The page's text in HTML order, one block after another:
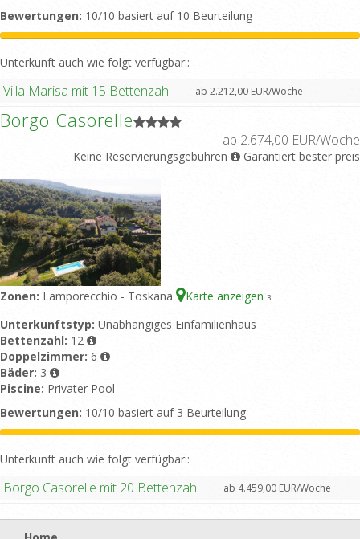
Bewertungen: 10/10 basiert auf 10 Beurteilung
Unterkunft auch wie folgt verfügbar::
Villa Marisa mit 15 Bettenzahl ab 2.212,00 EUR/Woche
Borgo Casorelle
ab 2.674,00 EUR/Woche
Keine Reservierungsgebühren Garantiert bester preis
Zonen: Lamporecchio - Toskana Karte anzeigen 3
Unterkunftstyp: Unabhängiges Einfamilienhaus
Bettenzahl: 12
Doppelzimmer: 6
Bäder: 3
Piscine: Privater Pool
Bewertungen: 10/10 basiert auf 3 Beurteilung
Unterkunft auch wie folgt verfügbar::
Borgo Casorelle mit 20 Bettenzahl ab 4.459,00 EUR/Woche